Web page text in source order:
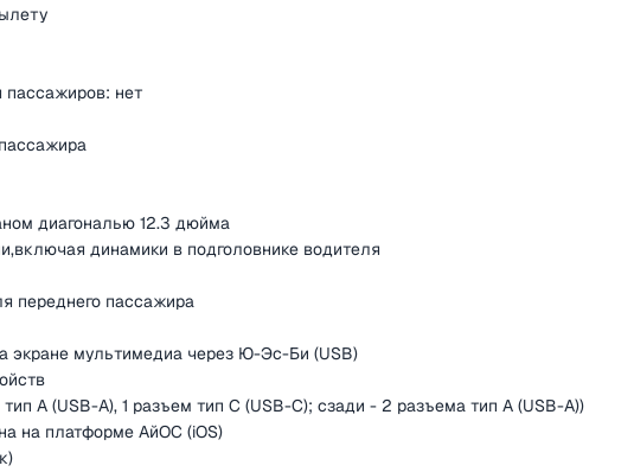
пассажиров: нет
диагональю 12.3 дюйма
динамики в подголовнике водителя
переднего пассажира
экране мультимедиа через Ю-Эс-Би (USB)
А (USB-A), 1 разъем тип C (USB-C); сзади - 2 разъема тип А (USB-A))
на платформе АйОС (iOS)